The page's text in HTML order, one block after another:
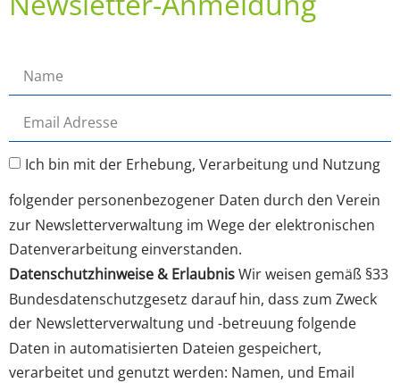
Ich bin mit der Erhebung, Verarbeitung und Nutzung
folgender personenbezogener Daten durch den Verein
zur Newsletterverwaltung im Wege der elektronischen
Datenverarbeitung einverstanden.
Datenschutzhinweise & ErlaubnisWir weisen gemäß §33
Bundesdatenschutzgesetz darauf hin, dass zum Zweck
der Newsletterverwaltung und -betreuung folgende
Daten in automatisierten Dateien gespeichert,
verarbeitet und genutzt werden: Namen, und Email